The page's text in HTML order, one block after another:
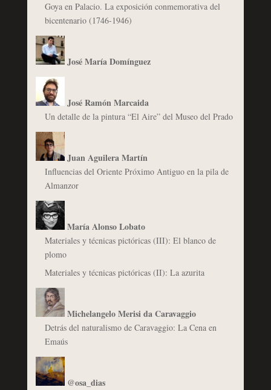
Goya en Palacio. La exposición conmemorativa del
bicentenario (1746-1946)
José María Domínguez
José Ramón Marcaida
Un detalle de la pintura “El Aire” del Museo del Prado
Juan Aguilera Martín
Influencias del Oriente Próximo Antiguo en la pila de
Almanzor
María Alonso Lobato
Materiales y técnicas pictóricas (III): El blanco de
plomo
Materiales y técnicas pictóricas (II): La azurita
Michelangelo Merisi da Caravaggio
Detrás del naturalismo de Caravaggio: La Cena en
Emaús
@osa_dias